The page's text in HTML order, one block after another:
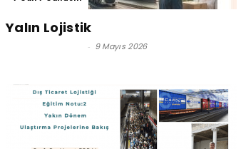
Yalın Lojistik
- 9 Mayıs 2026